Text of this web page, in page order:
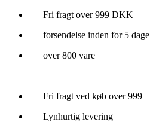
Videre
indhold
Fri fragt over 999 DKK
forsendelse inden for 5 dage
over 800 vare
Fri fragt ved køb over 999
Lynhurtig levering